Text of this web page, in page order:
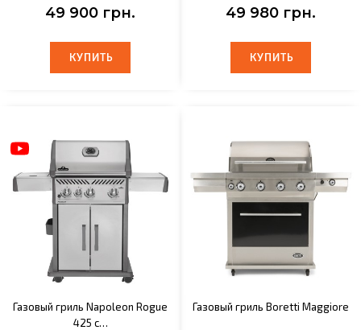
49 900 грн.
КУПИТЬ
КУПИТЬ
49 980 грн.
КУПИТЬ
КУПИТЬ
Газовый гриль Napoleon Rogue
425 с…
Газовый гриль Boretti Maggiore